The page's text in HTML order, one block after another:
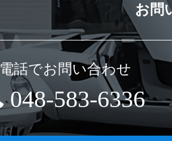
お問
電話でお問い合わせ
048-583-6336